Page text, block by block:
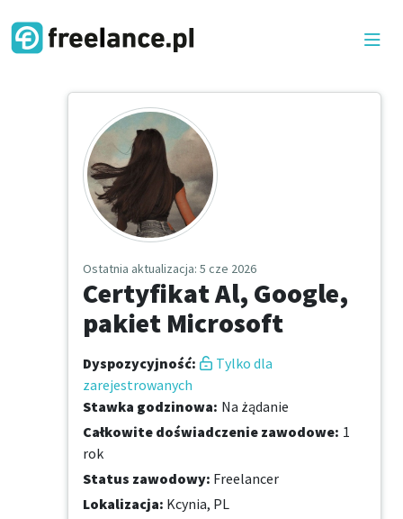
Ostatnia aktualizacja: 5 cze 2026
Certyfikat Al, Google,
pakiet Microsoft
Dyspozycyjność:
Tylko dla
zarejestrowanych
Stawka godzinowa: Na żądanie
Całkowite doświadczenie zawodowe: 1
rok
Status zawodowy: Freelancer
Lokalizacja: Kcynia, PL